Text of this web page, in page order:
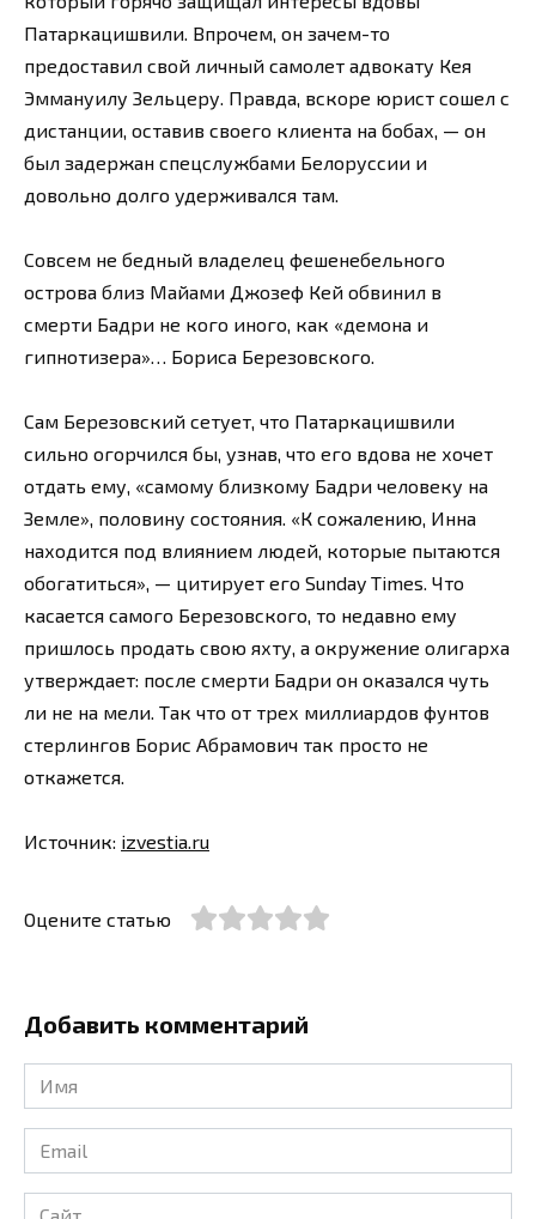
Патаркацишвили. Впрочем, он зачем-то
предоставил свой личный самолет адвокату Кея
Эммануилу Зельцеру. Правда, вскоре юрист сошел с
дистанции, оставив своего клиента на бобах, — он
был задержан спецслужбами Белоруссии и
довольно долго удерживался там.
Совсем не бедный владелец фешенебельного
острова близ Майами Джозеф Кей обвинил в
смерти Бадри не кого иного, как «демона и
гипнотизера»… Бориса Березовского.
Сам Березовский сетует, что Патаркацишвили
сильно огорчился бы, узнав, что его вдова не хочет
отдать ему, «самому близкому Бадри человеку на
Земле», половину состояния. «К сожалению, Инна
находится под влиянием людей, которые пытаются
обогатиться», — цитирует его Sunday Times. Что
касается самого Березовского, то недавно ему
пришлось продать свою яхту, а окружение олигарха
утверждает: после смерти Бадри он оказался чуть
ли не на мели. Так что от трех миллиардов фунтов
стерлингов Борис Абрамович так просто не
откажется.
Источник: izvestia.ru
Оцените статью
Добавить комментарий
Имя
*
Email
*
Сайт